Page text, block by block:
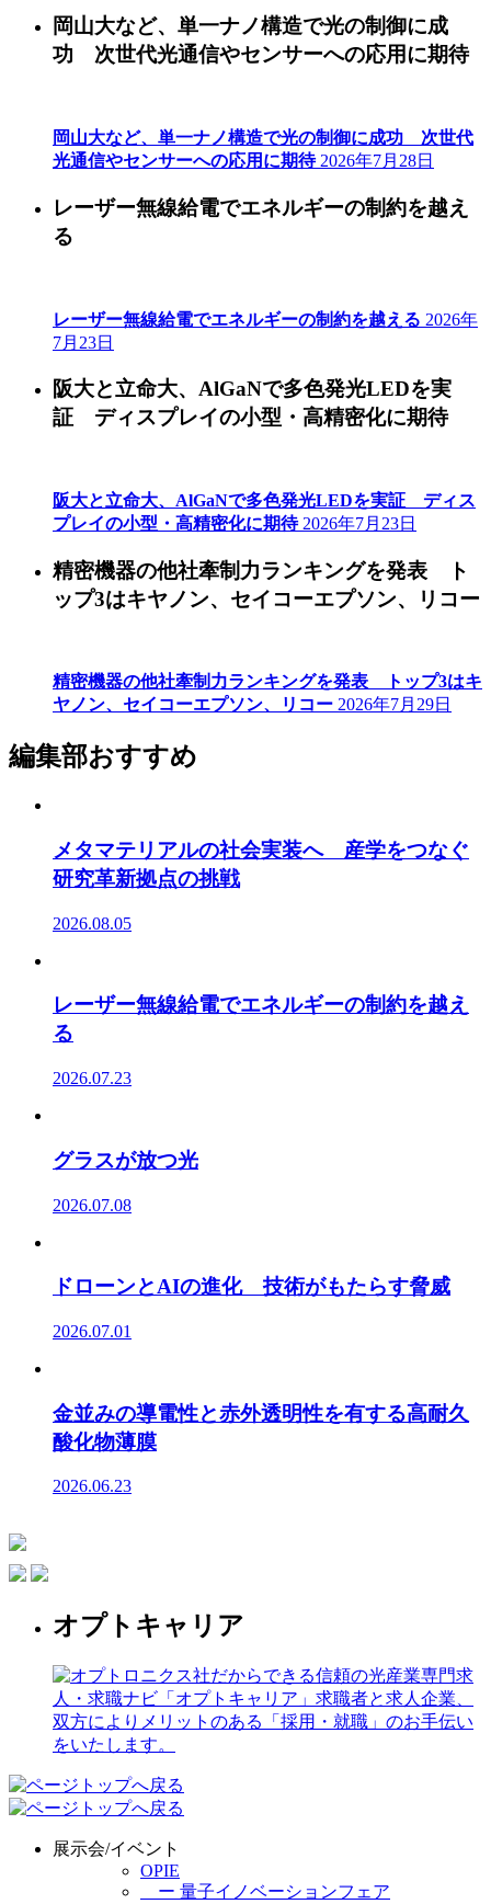
岡山大など、単一ナノ構造で光の制御に成
功 次世代光通信やセンサーへの応用に期待
岡山大など、単一ナノ構造で光の制御に成功 次世代
光通信やセンサーへの応用に期待 2026年7月28日
レーザー無線給電でエネルギーの制約を越え
る
レーザー無線給電でエネルギーの制約を越える 2026年
7月23日
阪大と立命大、AlGaNで多色発光LEDを実
証 ディスプレイの小型・高精密化に期待
阪大と立命大、AlGaNで多色発光LEDを実証 ディス
プレイの小型・高精密化に期待 2026年7月23日
精密機器の他社牽制力ランキングを発表 ト
ップ3はキヤノン、セイコーエプソン、リコー
精密機器の他社牽制力ランキングを発表 トップ3はキ
ヤノン、セイコーエプソン、リコー 2026年7月29日
編集部おすすめ
メタマテリアルの社会実装へ 産学をつなぐ
研究革新拠点の挑戦
2026.08.05
レーザー無線給電でエネルギーの制約を越え
る
2026.07.23
グラスが放つ光
2026.07.08
ドローンとAIの進化 技術がもたらす脅威
2026.07.01
金並みの導電性と赤外透明性を有する高耐久
酸化物薄膜
2026.06.23
オプトキャリア
展示会/イベント
OPIE
ー 量子イノベーションフェア